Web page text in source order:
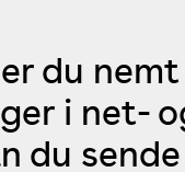
du
i net-
du